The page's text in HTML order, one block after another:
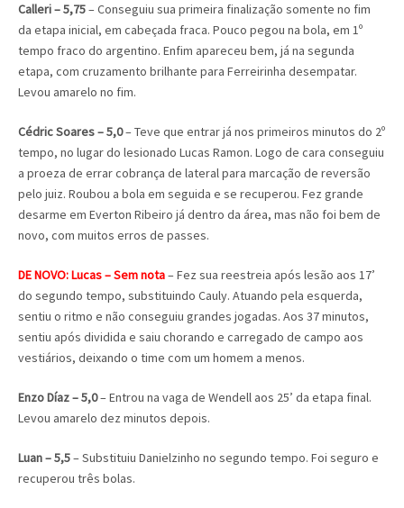
Calleri – 5,75– Conseguiu sua primeira finalização somente no fim
da etapa inicial, em cabeçada fraca. Pouco pegou na bola, em 1º
tempo fraco do argentino. Enfim apareceu bem, já na segunda
etapa, com cruzamento brilhante para Ferreirinha desempatar.
Levou amarelo no fim.
Cédric Soares – 5,0– Teve que entrar já nos primeiros minutos do 2º
tempo, no lugar do lesionado Lucas Ramon. Logo de cara conseguiu
a proeza de errar cobrança de lateral para marcação de reversão
pelo juiz. Roubou a bola em seguida e se recuperou. Fez grande
desarme em Everton Ribeiro já dentro da área, mas não foi bem de
novo, com muitos erros de passes.
DE NOVO: Lucas – Sem nota– Fez sua reestreia após lesão aos 17’
do segundo tempo, substituindo Cauly. Atuando pela esquerda,
sentiu o ritmo e não conseguiu grandes jogadas. Aos 37 minutos,
sentiu após dividida e saiu chorando e carregado de campo aos
vestiários, deixando o time com um homem a menos.
Enzo Díaz – 5,0– Entrou na vaga de Wendell aos 25’ da etapa final.
Levou amarelo dez minutos depois.
Luan – 5,5– Substituiu Danielzinho no segundo tempo. Foi seguro e
recuperou três bolas.